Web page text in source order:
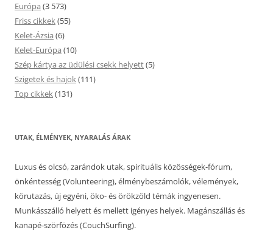
Európa (3 573)
Friss cikkek(55)
Kelet-Ázsia (6)
Kelet-Európa (10)
Szép kártya az üdülési csekk helyett(5)
Szigetek és hajok(111)
Top cikkek(131)
UTAK, ÉLMÉNYEK, NYARALÁS ÁRAK
Luxus és olcsó, zarándok utak, spirituális közösségek-fórum,
önkéntesség (Volunteering), élménybeszámolók, vélemények,
körutazás, új egyéni, öko- és örökzöld témák ingyenesen.
Munkásszálló helyett és mellett igényes helyek. Magánszállás és
kanapé-szörfözés (CouchSurfing).